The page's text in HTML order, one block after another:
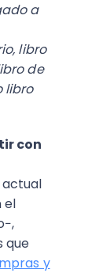
a
libro
de
libro
con
el
que
y